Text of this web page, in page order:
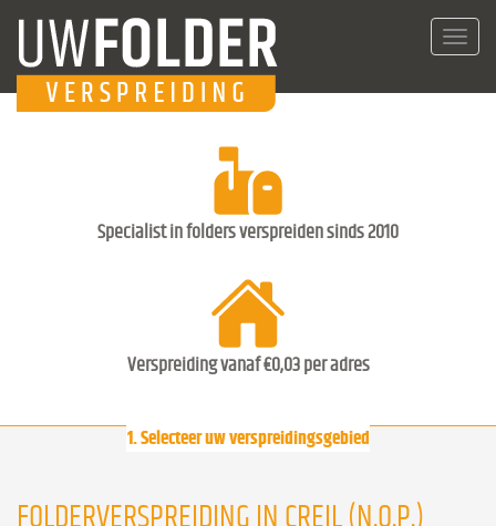
Specialist in folders verspreiden sinds 2010
Verspreiding vanaf €0,03 per adres
1. Selecteer uw verspreidingsgebied
FOLDERVERSPREIDING IN CREIL (N.O.P.)